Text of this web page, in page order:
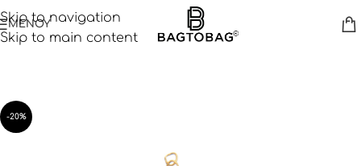
Skip to navigation
Skip to main content
ΜΕΝΟΥ
-20%